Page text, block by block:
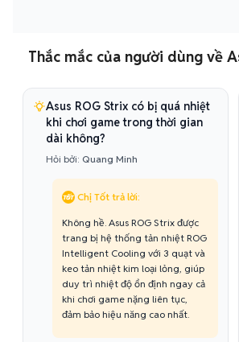
Thắc mắc của người dùng về
Asus ROG Strix có bị quá nhiệt
khi chơi game trong thời gian
dài không?
Hỏi bởi: Quang Minh
Chị Tốt trả lời:
Không hề. Asus ROG Strix được
trang bị hệ thống tản nhiệt ROG
Intelligent Cooling với 3 quạt và
keo tản nhiệt kim loại lỏng, giúp
duy trì nhiệt độ ổn định ngay cả
khi chơi game nặng liên tục,
đảm bảo hiệu năng cao nhất.